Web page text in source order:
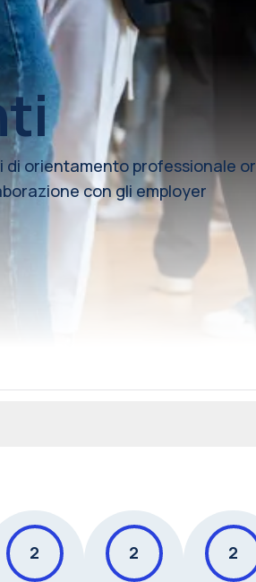
di orientamento professionale
con gli employer
2 2 2